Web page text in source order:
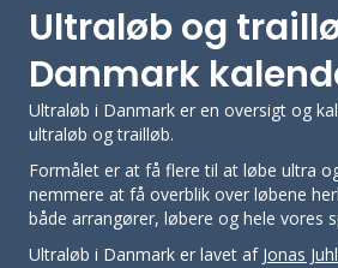
Ultraløb og
Danmark
Ultraløb i Danmark er en oversigt og
ultraløb og trailløb.
Formålet er at få flere til at løbe ultra
nemmere at få overblik over løbene
både arrangører, løbere og hele vores
Ultraløb i Danmark er lavet af Jonas